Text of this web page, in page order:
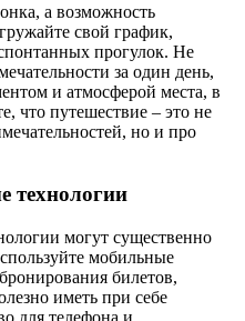
а возможность
свой график,
прогулок. Не
за один день,
и атмосферой места, в
что путешествие – это не
но и про
технологии
могут существенно
мобильные
билетов,
иметь при себе